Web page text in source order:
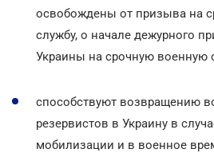
освобождены от призыва на
службу, о начале дежурного
Украины на срочную военную
способствуют возвращению
резервистов в Украину в
мобилизации и в военное